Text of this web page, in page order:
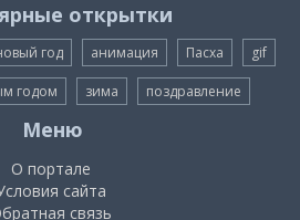
открытки
год анимация Пасха gif
годом зима поздравление
Меню
О портале
сайта
связь